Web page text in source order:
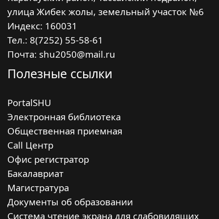
улица Жибек жолы, земельный участок №6
Индекс: 160031
Тел.: 8(7252) 55-58-61
Почта: shu2050@mail.ru
Полезные ссылки
PortalSHU
Электронная библиотека
Общественная приемная
Call Центр
Офис регистратор
Бакалавриат
Магистратура
Документы об образовании
Система чтение экрана для слабовидящих